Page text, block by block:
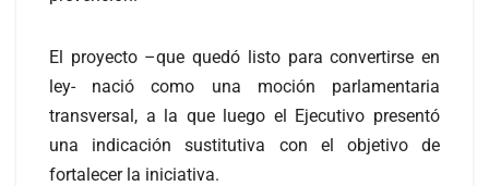
El proyecto –que quedó listo para convertirse en
ley- nació como una moción parlamentaria
transversal, a la que luego el Ejecutivo presentó
una indicación sustitutiva con el objetivo de
fortalecer la iniciativa.